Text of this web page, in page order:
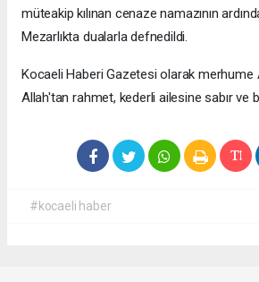
müteakip kılınan cenaze namazının
Mezarlıkta dualarla defnedildi.
Kocaeli Haberi Gazetesi olarak merhume
Allah'tan rahmet, kederli ailesine sabır ve
#kocaeli haber